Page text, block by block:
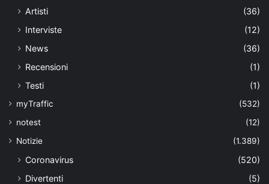
Artisti
(36)
Interviste
(12)
News
(36)
Recensioni
(1)
Testi
(1)
myTraffic
(532)
notest
(12)
Notizie
(1.389)
Coronavirus
(520)
Divertenti
(5)